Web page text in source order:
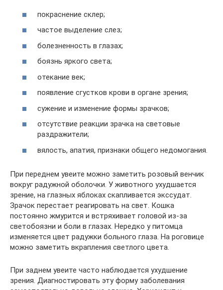
покраснение склер;
частое выделение слез;
болезненность в глазах;
боязнь яркого света;
отекание век;
появление сгустков крови в органе зрения;
сужение и изменение формы зрачков;
отсутствие реакции зрачка на световые
раздражители;
вялость, апатия, признаки общего недомогания.
При переднем увеите можно заметить розовый венчик
вокруг радужной оболочки. У животного ухудшается
зрение, на глазных яблоках скапливается экссудат.
Зрачок перестает реагировать на свет. Кошка
постоянно жмурится и встряхивает головой из-за
светобоязни и боли в глазах. Нередко у питомца
изменяется цвет радужки больного глаза. На роговице
можно заметить вкрапления светлого цвета.
При заднем увеите часто наблюдается ухудшение
зрения. Диагностировать эту форму заболевания